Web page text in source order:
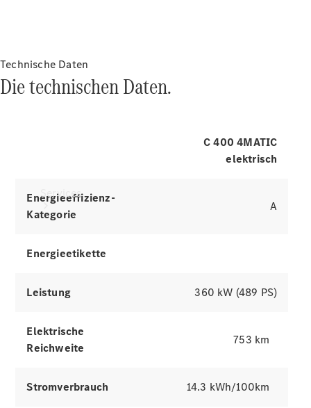
Services
Ladelösungen
buchen
Antrieb
der gesamten Modellreihe
Technische Daten
Die technischen Daten.
C 400 4MATIC
elektrisch
Energieeffizienz-
Kategorie
A
Energieetikette
Leistung 360 kW (489 PS)
Elektrische
Reichweite
753 km
Stromverbrauch 14.3 kWh/100km